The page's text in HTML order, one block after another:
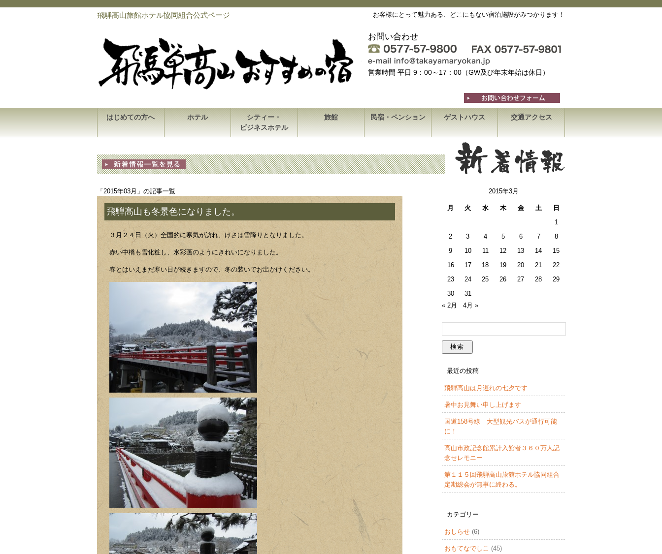
飛騨高山旅館ホテル協同組合公式ページ お客様にとって魅力ある、どこにもない宿泊施設がみつかります！
お問い合わせ
営業時間 平日 9：00～17：00（GW及び年末年始は休日）
はじめての方へ ホテル
シティー・
ビジネスホテル
旅館 民宿・ペンション ゲストハウス 交通アクセス
「2015年03月」の記事一覧
飛騨高山も冬景色になりました。
３月２４日（火）全国的に寒気が訪れ、けさは雪降りとなりました。
赤い中橋も雪化粧し、水彩画のようにきれいになりました。
春とはいえまだ寒い日が続きますので、冬の装いでお出かけください。
2015年3月
月 火 水 木 金 土
日
1
2
3 4 5 6 7
8
9
10 11 12 13 14
15
16
17 18 19 20 21
22
23
24 25 26 27 28
29
30
31
« 2月
4月 »
最近の投稿
飛騨高山は月遅れの七夕です
暑中お見舞い申し上げます
国道158号線 大型観光バスが通行可能
に！
高山市政記念館累計入館者３６０万人記
念セレモニー
第１１５回飛騨高山旅館ホテル協同組合
定期総会が無事に終わる。
カテゴリー
おしらせ (6)
おもてなでしこ (45)